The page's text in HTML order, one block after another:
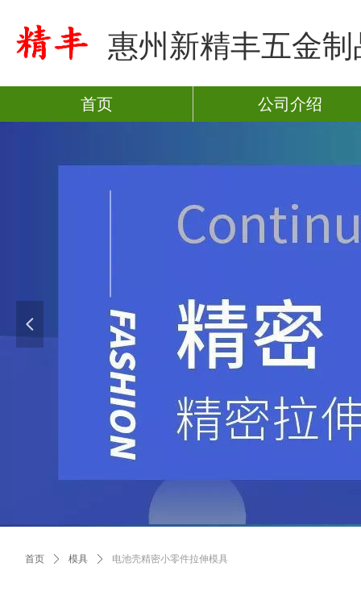
넳
惠州新精丰五金
首页 公司介绍
首页 ꄲ 模具 ꄲ 电池壳精密小零件拉伸模具